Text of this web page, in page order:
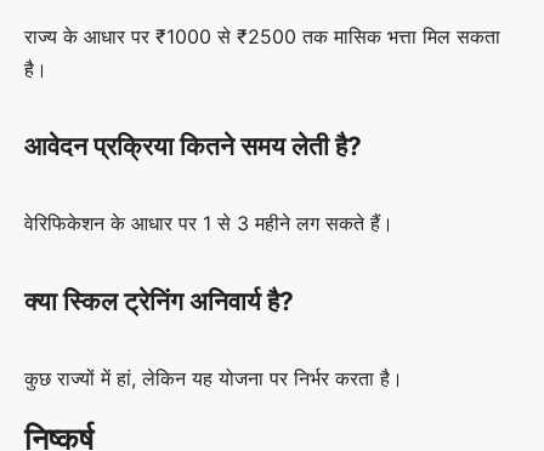
राज्य के आधार पर ₹1000 से ₹2500 तक मासिक भत्ता मिल सकता
है।
आवेदन प्रक्रिया कितने समय लेती है?
वेरिफिकेशन के आधार पर 1 से 3 महीने लग सकते हैं।
क्या स्किल ट्रेनिंग अनिवार्य है?
कुछ राज्यों में हां, लेकिन यह योजना पर निर्भर करता है।
निष्कर्ष